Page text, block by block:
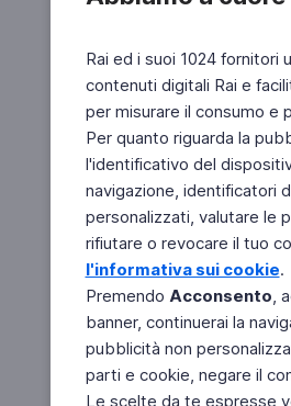
Rai ed i suoi 1024
contenuti digitali Rai e
per misurare il consumo e
Per quanto riguarda la
l'identificativo del
navigazione, identificatori
personalizzati, valutare le
rifiutare o revocare il tuo
l'informativa sui cookie.
Premendo Acconsento,
banner, continuerai la
pubblicità non
parti e cookie, negare il
Le scelte da te espresse